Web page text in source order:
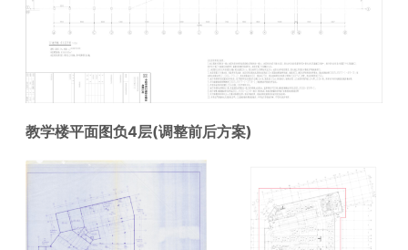
教学楼平面图负4层(调整前后方案)